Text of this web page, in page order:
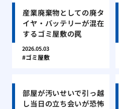
産業廃棄物としての廃タ
イヤ・バッテリーが混在
するゴミ屋敷の罠
2026.05.03
ゴミ屋敷
部屋が汚いせいで引っ越
し当日の立ち会いが恐怖